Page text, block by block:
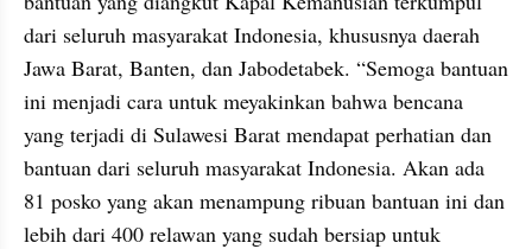
dari seluruh masyarakat Indonesia, khususnya daerah
Jawa Barat, Banten, dan Jabodetabek. “Semoga bantuan
ini menjadi cara untuk meyakinkan bahwa bencana
yang terjadi di Sulawesi Barat mendapat perhatian dan
bantuan dari seluruh masyarakat Indonesia. Akan ada
81 posko yang akan menampung ribuan bantuan ini dan
lebih dari 400 relawan yang sudah bersiap untuk